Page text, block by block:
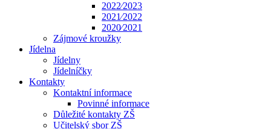
2022⁄2023
2021⁄2022
2020⁄2021
Zájmové kroužky
Jídelna
Jídelny
Jídelníčky
Kontakty
Kontaktní informace
Povinné informace
Důležité kontakty ZŠ
Učitelský sbor ZŠ